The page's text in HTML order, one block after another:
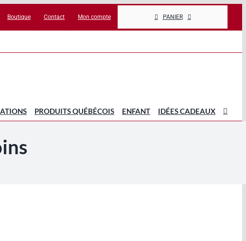
Boutique Contact Mon compte PANIER
PRODUITS QUÉBÉCOIS ENFANT IDÉES CADEAUX